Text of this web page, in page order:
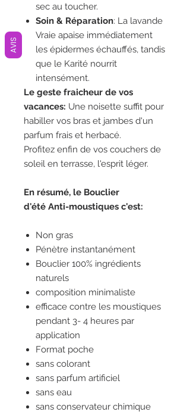
sec au toucher.
Soin & Réparation: La lavande
Vraie apaise immédiatement
les épidermes échauffés, tandis
que le Karité nourrit
intensément.
Le geste fraicheur de vos
vacances: Une noisette suffit pour
habiller vos bras et jambes d'un
parfum frais et herbacé.
Profitez enfin de vos couchers de
soleil en terrasse, l'esprit léger.
En résumé, le Bouclier
d'été Anti-moustiques c'est:
Non gras
Pénètre instantanément
Bouclier 100% ingrédients
naturels
composition minimaliste
efficace contre les moustiques
pendant 3- 4 heures par
application
Format poche
sans colorant
sans parfum artificiel
sans eau
sans conservateur chimique
AVIS